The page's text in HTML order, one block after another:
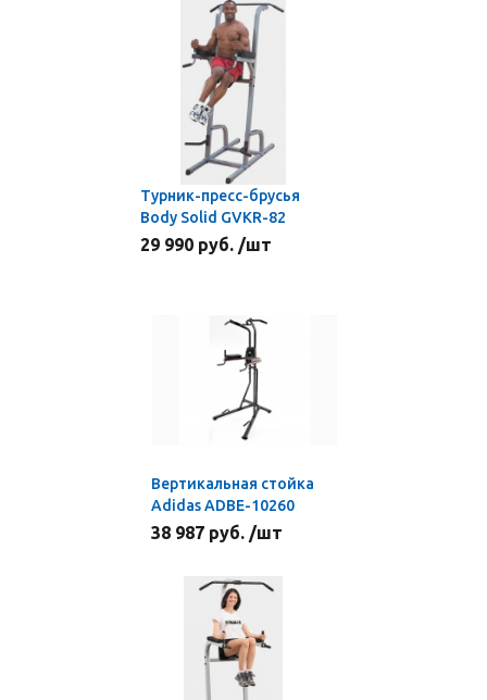
Турник-пресс-брусья
Body Solid GVKR-82
29 990 руб. /шт
Вертикальная стойка
Adidas ADBE-10260
38 987 руб. /шт